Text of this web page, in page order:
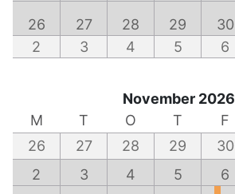
26 27 28 29 30
2
3 4 5 6
November 2026
M
T O T F
26
27 28 29 30
2
3 4 5 6